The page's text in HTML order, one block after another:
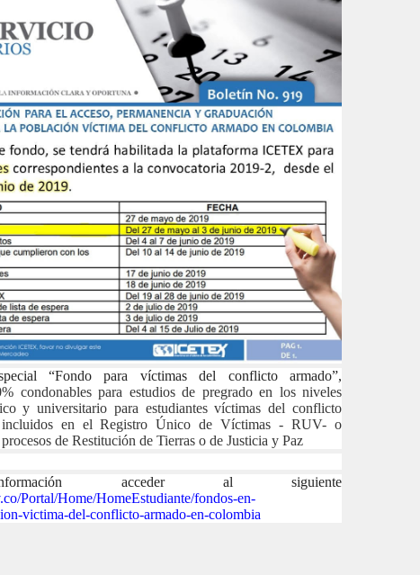
“Fondo para víctimas del conflicto armado”,
condonables para estudios de pregrado en los niveles
y universitario para estudiantes víctimas del conflicto
incluidos en el Registro Único de Víctimas - RUV- o
de Restitución de Tierras o de Justicia y Paz
acceder al siguiente
Portal/Home/HomeEstudiante/fondos-en-
victima-del-conflicto-armado-en-colombia